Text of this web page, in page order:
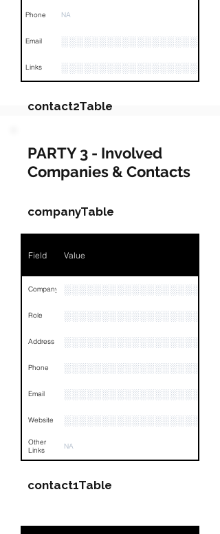
Phone NA
Email
Links
contact2Table
Field Value
Name
Position
Phone NA
Email
Links NA
PARTY 3 - Involved
Companies & Contacts
companyTable
Field Value
Company
Role ░░░░░░░░░░░░░░░░░░░
Address
Phone
Email
Website
Other
Links
NA
contact1Table